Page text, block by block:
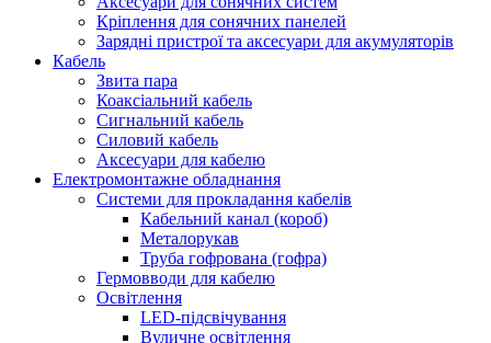
Кріплення для сонячних панелей
Зарядні пристрої та аксесуари для акумуляторів
Кабель
Звита пара
Коаксіальний кабель
Сигнальний кабель
Силовий кабель
Аксесуари для кабелю
Електромонтажне обладнання
Системи для прокладання кабелів
Кабельний канал (короб)
Металорукав
Труба гофрована (гофра)
Гермовводи для кабелю
Освітлення
LED-підсвічування
Вуличне освітлення